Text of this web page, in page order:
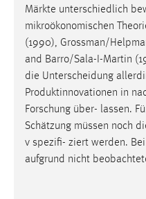
Märkte unterschiedlich
mikroökonomischen
(1990), Grossman/
and Barro/Sala-I-Martin
die Unterscheidung
Produktinnovationen in
Forschung über- lassen.
Schätzung müssen noch
v spezifi- ziert werden.
aufgrund nicht